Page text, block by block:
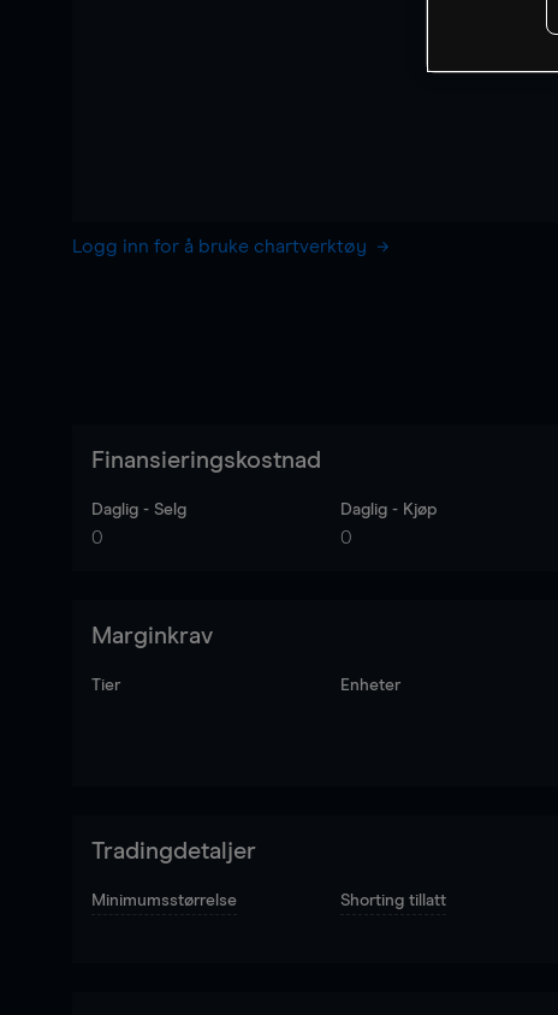
Logg inn for å bruke chartverktøy
Finansieringskostnad
Daglig - Selg
0
Daglig - Kjøp
0
Marginkrav
Tier Enheter
Tradingdetaljer
Minimumsstørrelse Shorting tillatt